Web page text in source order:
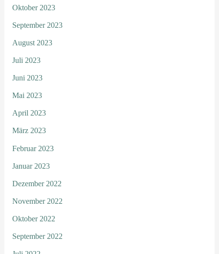
Oktober 2023
September 2023
August 2023
Juli 2023
Juni 2023
Mai 2023
April 2023
März 2023
Februar 2023
Januar 2023
Dezember 2022
November 2022
Oktober 2022
September 2022